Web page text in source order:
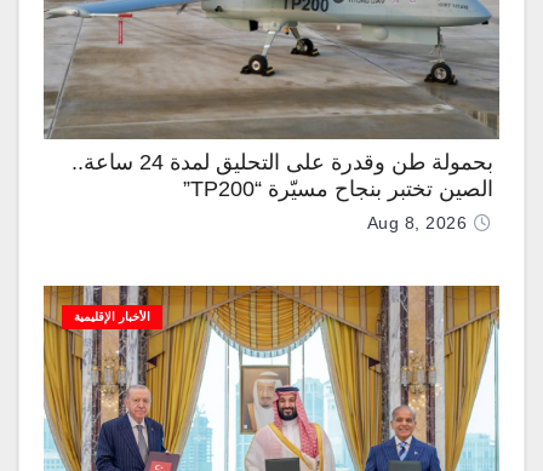
بحمولة طن وقدرة على التحليق لمدة 24 ساعة..
الصين تختبر بنجاح مسيّرة “TP200”
Aug 8, 2026
الأخبار الإقليمية